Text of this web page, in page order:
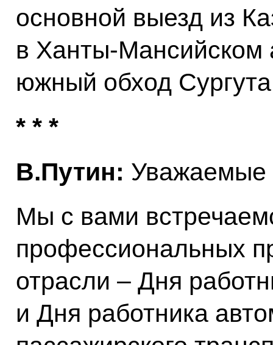
основной выезд из
в Ханты-Мансийском
южный обход
* * *
В.Путин: Уважаемые
Мы с вами
профессиональных
отрасли – Дня
и Дня работника